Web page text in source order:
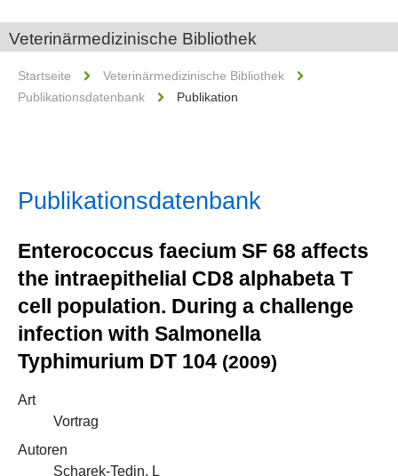
Veterinärmedizinische Bibliothek
Startseite
Veterinärmedizinische Bibliothek
Publikationsdatenbank
Publikation
Publikationsdatenbank
Enterococcus faecium SF 68 affects
the intraepithelial CD8 alphabeta T
cell population. During a challenge
infection with Salmonella
Typhimurium DT 104 (2009)
Art
Vortrag
Autoren
Scharek-Tedin, L